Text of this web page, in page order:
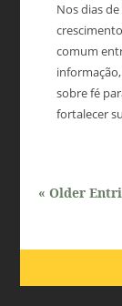
Nos dias
comum
sobre fé
fortalecer
« Older